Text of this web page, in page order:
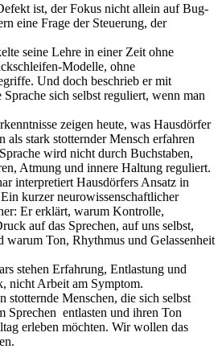
ist, der Fokus nicht allein auf Bug-
eine Frage der Steuerung, der
seine Lehre in einer Zeit ohne
Modelle, ohne
Und doch beschrieb er mit
sich selbst reguliert, wenn man
zeigen heute, was Hausdörfer
als stark stotternder Mensch erfahren
wird nicht durch Buchstaben,
Atmung und innere Haltung reguliert.
interpretiert Hausdörfers Ansatz in
kurzer neurowissenschaftlicher
Er erklärt, warum Kontrolle,
auf das Sprechen, auf uns selbst,
warum Ton, Rhythmus und Gelassenheit
stehen Erfahrung, Entlastung und
nicht Arbeit am Symptom.
stotternde Menschen, die sich selbst
Sprechen entlasten und ihren Ton
erleben möchten. Wir wollen das